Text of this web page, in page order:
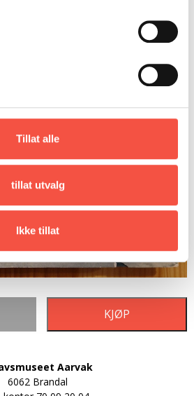
Tillat alle
tillat utvalg
Ikke tillat
KJØP
Aarvak
6062 Brandal